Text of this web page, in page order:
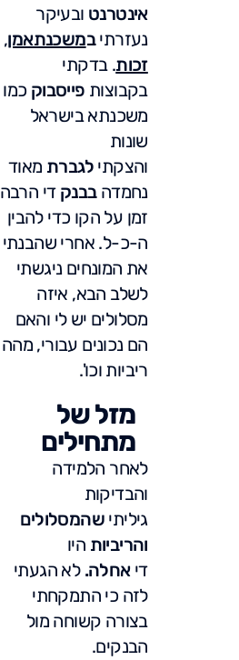
אינטרנט ובעיקר
נעזרתיבמשכנתאמן,
זכות. בדקתי
בקבוצות פייסבוק כמו
משכנתא בישראל
שונות
והצקתי לגברת מאוד
נחמדהבבנק די הרבה
זמן על הקו כדי להבין
ה-כ-ל. אחרי שהבנתי
את המונחים ניגשתי
לשלב הבא, איזה
מסלולים יש לי והאם
הם נכונים עבורי, מהה
ריביות וכו'.
מזל של
מתחילים
לאחר הלמידה
והבדיקות
גיליתי שהמסלולים
והריביות היו
דיאחלה. לא הגעתי
לזה כי התמקחתי
בצורה קשוחה מול
הבנקים.